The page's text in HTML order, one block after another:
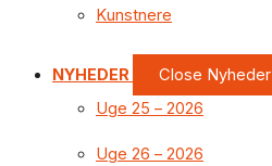
Kunstnere
NYHEDER
Close Nyheder
Uge 25 – 2026
Uge 26 – 2026